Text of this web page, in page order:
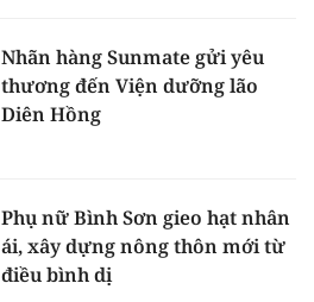
Nhãn hàng Sunmate gửi yêu
thương đến Viện dưỡng lão
Diên Hồng
Phụ nữ Bình Sơn gieo hạt nhân
ái, xây dựng nông thôn mới từ
điều bình dị